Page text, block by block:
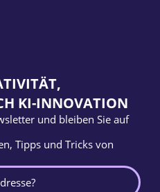
KI-INNOVATION
und bleiben Sie auf
Tipps und Tricks von